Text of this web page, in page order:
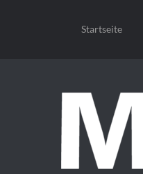
Startseite